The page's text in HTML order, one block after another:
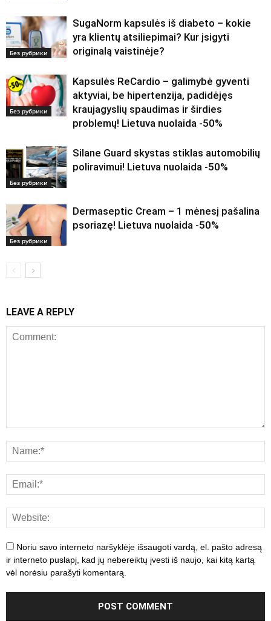
Без рубрики
SugaNorm kapsulės iš diabeto – kokie
yra klientų atsiliepimai? Kur įsigyti
originalą vaistinėje?
Без рубрики
Kapsulės ReCardio – galimybė gyventi
aktyviai, be hipertenzija, padidėjęs
kraujagyslių spaudimas ir širdies
problemų! Lietuva nuolaida -50%
Без рубрики
Silane Guard skystas stiklas automobilių
poliravimui! Lietuva nuolaida -50%
Без рубрики
Dermaseptic Cream – 1 mėnesį pašalina
psoriazę! Lietuva nuolaida -50%
LEAVE A REPLY
Noriu savo interneto naršyklėje išsaugoti vardą, el. pašto adresą
ir interneto puslapį, kad jų nebereiktų įvesti iš naujo, kai kitą kartą
vėl norėsiu parašyti komentarą.